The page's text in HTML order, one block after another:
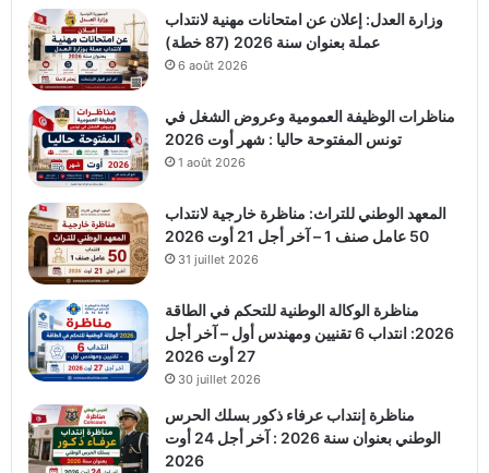
وزارة العدل: إعلان عن امتحانات مهنية لانتداب
عملة بعنوان سنة 2026 (87 خطة)
6 août 2026
مناظرات الوظيفة العمومية وعروض الشغل في
تونس المفتوحة حاليا : شهر أوت 2026
1 août 2026
المعهد الوطني للتراث: مناظرة خارجية لانتداب
50 عامل صنف 1 – آخر أجل 21 أوت 2026
31 juillet 2026
مناظرة الوكالة الوطنية للتحكم في الطاقة
2026: انتداب 6 تقنيين ومهندس أول – آخر أجل
27 أوت 2026
30 juillet 2026
مناظرة إنتداب عرفاء ذكور بسلك الحرس
الوطني بعنوان سنة 2026 : آخر أجل 24 أوت
2026